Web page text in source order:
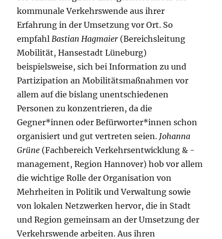
kommunale Verkehrswende aus ihrer
Erfahrung in der Umsetzung vor Ort. So
empfahlBastian Hagmaier (Bereichsleitung
Mobilität, Hansestadt Lüneburg)
beispielsweise, sich bei Information zu und
Partizipation an Mobilitätsmaßnahmen vor
allem auf die bislang unentschiedenen
Personen zu konzentrieren, da die
Gegner*innen oder Befürworter*innen schon
organisiert und gut vertreten seien. Johanna
Grüne (Fachbereich Verkehrsentwicklung & -
management, Region Hannover) hob vor allem
die wichtige Rolle der Organisation von
Mehrheiten in Politik und Verwaltung sowie
von lokalen Netzwerken hervor, die in Stadt
und Region gemeinsam an der Umsetzung der
Verkehrswende arbeiten. Aus ihren